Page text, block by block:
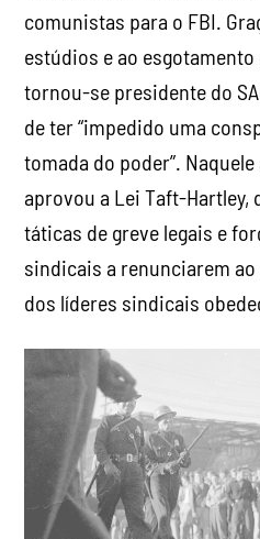
tomada do poder”. Naquele
aprovou a Lei Taft-Hartley,
táticas de greve legais e
sindicais a renunciarem ao
dos líderes sindicais
Mais de 300 artistas foram